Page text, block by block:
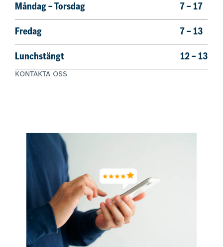
Måndag – Torsdag 7 – 17
Fredag 7 – 13
Lunchstängt 12 – 13
KONTAKTA OSS